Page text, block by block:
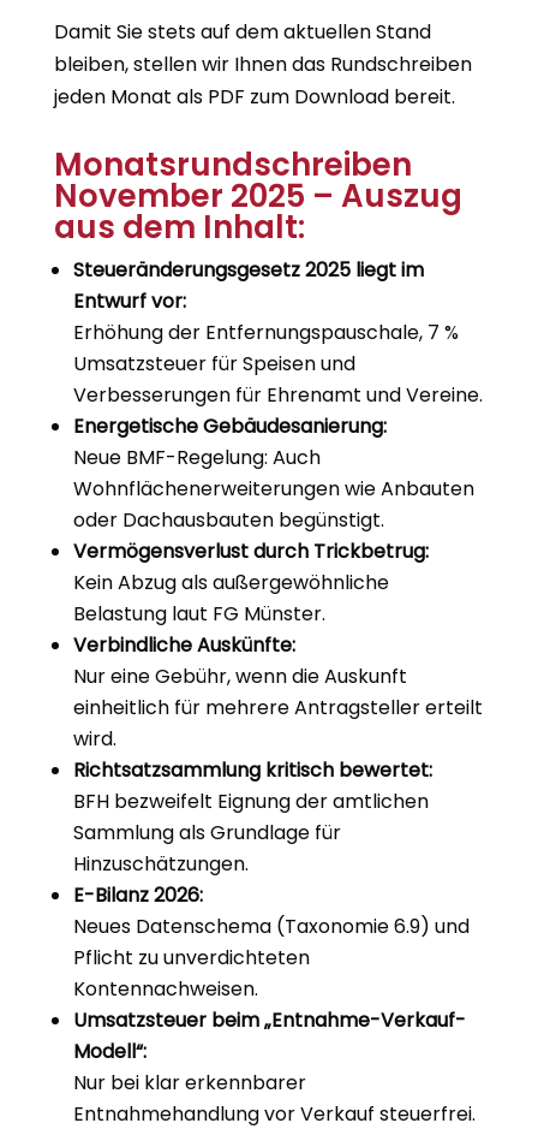
Damit Sie stets auf dem aktuellen Stand
bleiben, stellen wir Ihnen das Rundschreiben
jeden Monat als PDF zum Download bereit.
Monatsrundschreiben
November 2025 – Auszug
aus dem Inhalt:
Steueränderungsgesetz 2025 liegt im
Entwurf vor:
Erhöhung der Entfernungspauschale, 7 %
Umsatzsteuer für Speisen und
Verbesserungen für Ehrenamt und Vereine.
Energetische Gebäudesanierung:
Neue BMF-Regelung: Auch
Wohnflächenerweiterungen wie Anbauten
oder Dachausbauten begünstigt.
Vermögensverlust durch Trickbetrug:
Kein Abzug als außergewöhnliche
Belastung laut FG Münster.
Verbindliche Auskünfte:
Nur eine Gebühr, wenn die Auskunft
einheitlich für mehrere Antragsteller erteilt
wird.
Richtsatzsammlung kritisch bewertet:
BFH bezweifelt Eignung der amtlichen
Sammlung als Grundlage für
Hinzuschätzungen.
E-Bilanz 2026:
Neues Datenschema (Taxonomie 6.9) und
Pflicht zu unverdichteten
Kontennachweisen.
Umsatzsteuer beim „Entnahme-Verkauf-
Modell“:
Nur bei klar erkennbarer
Entnahmehandlung vor Verkauf steuerfrei.